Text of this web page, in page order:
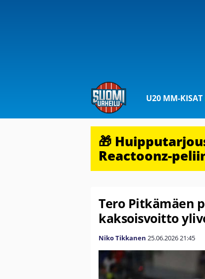
U20 MM-KISAT
🎁
Reactoonz-
Tero Pitkämäen
kaksoisvoitto
Niko Tikkanen 25.06.202621:45